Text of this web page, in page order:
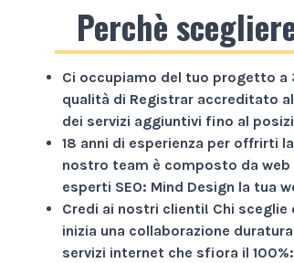
Perchè
Ci occupiamo del tuo progetto a
qualità di Registrar accreditato
dei servizi aggiuntivi fino al
18 anni di esperienza per offrirti
nostro team è composto da
esperti SEO: Mind Design la tua
Credi ai nostri clienti! Chi sceglie
inizia una collaborazione
servizi internet che sfiora il 100%